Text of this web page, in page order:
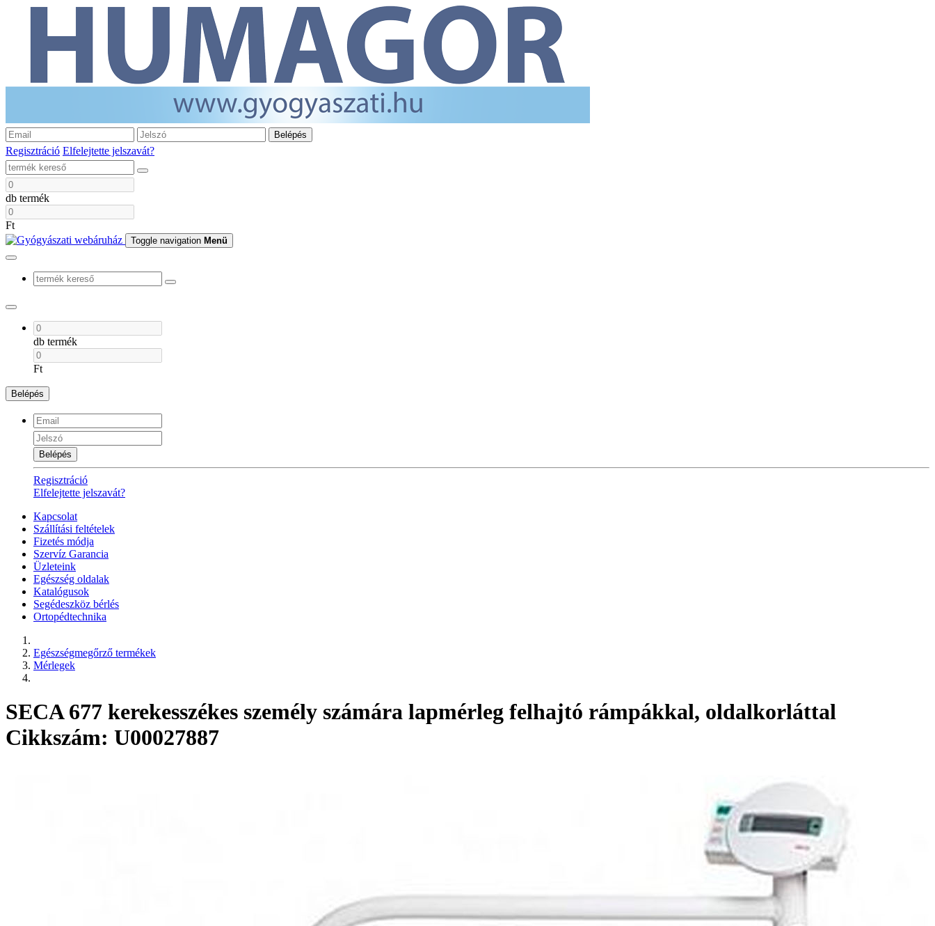
Belépés
Regisztráció Elfelejtette jelszavát?
db termék
Ft
Toggle navigation Menü
db termék
Ft
Belépés
Belépés
Regisztráció
Elfelejtette jelszavát?
Kapcsolat
Szállítási feltételek
Fizetés módja
Szervíz Garancia
Üzleteink
Egészség oldalak
Katalógusok
Segédeszköz bérlés
Ortopédtechnika
Egészségmegőrző termékek
Mérlegek
SECA 677 kerekesszékes személy számára lapmérleg felhajtó rámpákkal, oldalkorláttal
Cikkszám: U00027887